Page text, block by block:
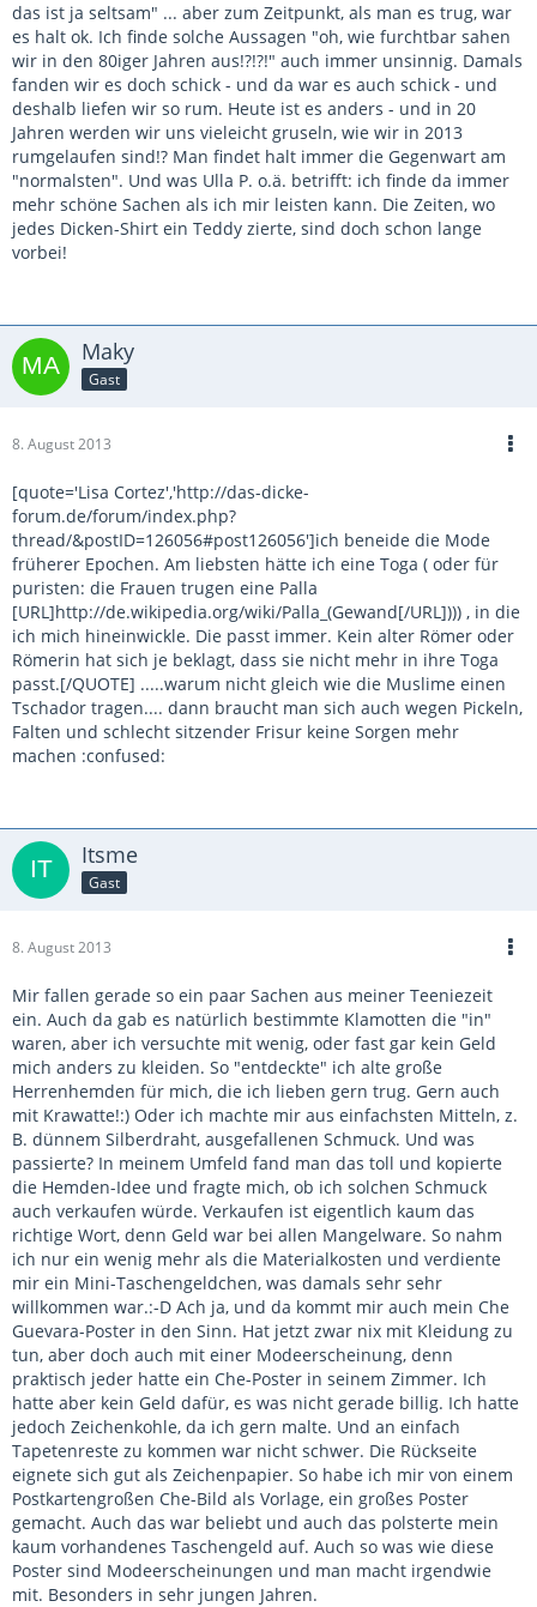
das ist ja seltsam" ... aber zum Zeitpunkt, als man es trug, war
es halt ok. Ich finde solche Aussagen "oh, wie furchtbar sahen
wir in den 80iger Jahren aus!?!?!" auch immer unsinnig. Damals
fanden wir es doch schick - und da war es auch schick - und
deshalb liefen wir so rum. Heute ist es anders - und in 20
Jahren werden wir uns vieleicht gruseln, wie wir in 2013
rumgelaufen sind!? Man findet halt immer die Gegenwart am
"normalsten". Und was Ulla P. o.ä. betrifft: ich finde da immer
mehr schöne Sachen als ich mir leisten kann. Die Zeiten, wo
jedes Dicken-Shirt ein Teddy zierte, sind doch schon lange
vorbei!
Maky
Gast
8. August 2013
[quote='Lisa Cortez','http://das-dicke-
forum.de/forum/index.php?
thread/&postID=126056#post126056']ich beneide die Mode
früherer Epochen. Am liebsten hätte ich eine Toga ( oder für
puristen: die Frauen trugen eine Palla
[URL]http://de.wikipedia.org/wiki/Palla_(Gewand[/URL]))) , in die
ich mich hineinwickle. Die passt immer. Kein alter Römer oder
Römerin hat sich je beklagt, dass sie nicht mehr in ihre Toga
passt.[/QUOTE] .....warum nicht gleich wie die Muslime einen
Tschador tragen.... dann braucht man sich auch wegen Pickeln,
Falten und schlecht sitzender Frisur keine Sorgen mehr
machen :confused:
Itsme
Gast
8. August 2013
Mir fallen gerade so ein paar Sachen aus meiner Teeniezeit
ein. Auch da gab es natürlich bestimmte Klamotten die "in"
waren, aber ich versuchte mit wenig, oder fast gar kein Geld
mich anders zu kleiden. So "entdeckte" ich alte große
Herrenhemden für mich, die ich lieben gern trug. Gern auch
mit Krawatte!:) Oder ich machte mir aus einfachsten Mitteln, z.
B. dünnem Silberdraht, ausgefallenen Schmuck. Und was
passierte? In meinem Umfeld fand man das toll und kopierte
die Hemden-Idee und fragte mich, ob ich solchen Schmuck
auch verkaufen würde. Verkaufen ist eigentlich kaum das
richtige Wort, denn Geld war bei allen Mangelware. So nahm
ich nur ein wenig mehr als die Materialkosten und verdiente
mir ein Mini-Taschengeldchen, was damals sehr sehr
willkommen war.:-D Ach ja, und da kommt mir auch mein Che
Guevara-Poster in den Sinn. Hat jetzt zwar nix mit Kleidung zu
tun, aber doch auch mit einer Modeerscheinung, denn
praktisch jeder hatte ein Che-Poster in seinem Zimmer. Ich
hatte aber kein Geld dafür, es was nicht gerade billig. Ich hatte
jedoch Zeichenkohle, da ich gern malte. Und an einfach
Tapetenreste zu kommen war nicht schwer. Die Rückseite
eignete sich gut als Zeichenpapier. So habe ich mir von einem
Postkartengroßen Che-Bild als Vorlage, ein großes Poster
gemacht. Auch das war beliebt und auch das polsterte mein
kaum vorhandenes Taschengeld auf. Auch so was wie diese
Poster sind Modeerscheinungen und man macht irgendwie
mit. Besonders in sehr jungen Jahren.